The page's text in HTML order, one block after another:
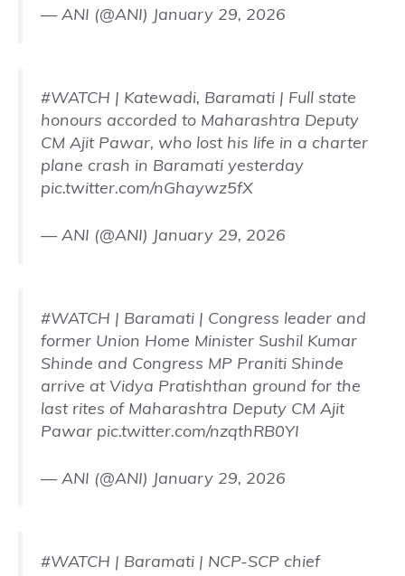
— ANI (@ANI) January 29, 2026
#WATCH | Katewadi, Baramati | Full state
honours accorded to Maharashtra Deputy
CM Ajit Pawar, who lost his life in a charter
plane crash in Baramati yesterday
pic.twitter.com/nGhaywz5fX
— ANI (@ANI) January 29, 2026
#WATCH | Baramati | Congress leader and
former Union Home Minister Sushil Kumar
Shinde and Congress MP Praniti Shinde
arrive at Vidya Pratishthan ground for the
last rites of Maharashtra Deputy CM Ajit
Pawar pic.twitter.com/nzqthRB0YI
— ANI (@ANI) January 29, 2026
#WATCH | Baramati | NCP-SCP chief